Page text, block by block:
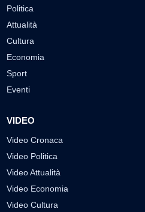
Politica
Attualità
Cultura
Economia
Sport
Eventi
VIDEO
Video Cronaca
Video Politica
Video Attualità
Video Economia
Video Cultura